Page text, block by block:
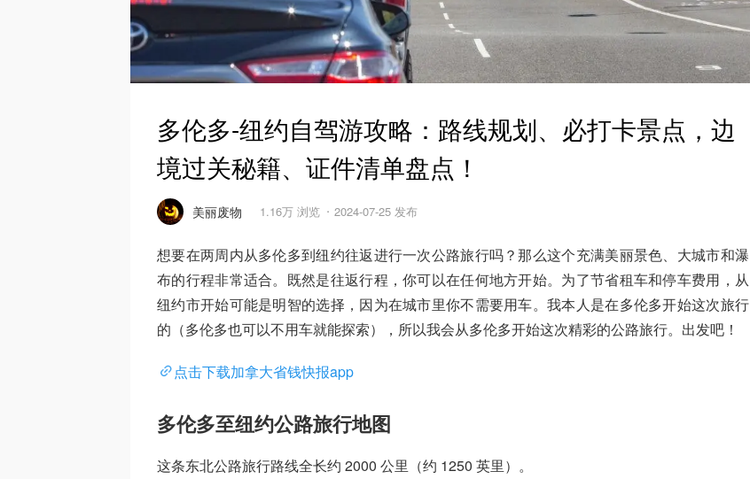
多伦多-纽约自驾游攻略：路线规划、必打卡景点，边
境过关秘籍、证件清单盘点！
美丽废物 1.16万 浏览 2024-07-25 发布
想要在两周内从多伦多到纽约往返进行一次公路旅行吗？那么这个充满美丽景色、大城市和瀑
布的行程非常适合。既然是往返行程，你可以在任何地方开始。为了节省租车和停车费用，从
纽约市开始可能是明智的选择，因为在城市里你不需要用车。我本人是在多伦多开始这次旅行
的（多伦多也可以不用车就能探索），所以我会从多伦多开始这次精彩的公路旅行。出发吧！
点击下载加拿大省钱快报app
多伦多至纽约公路旅行地图
这条东北公路旅行路线全长约 2000 公里（约 1250 英里）。